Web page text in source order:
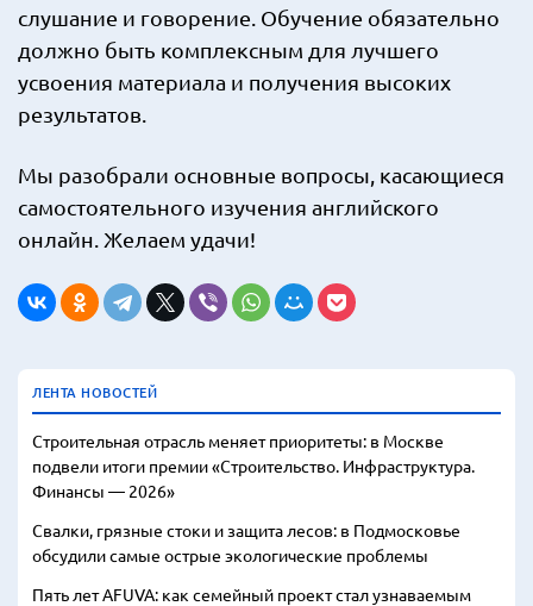
слушание и говорение. Обучение обязательно
должно быть комплексным для лучшего
усвоения материала и получения высоких
результатов.
Мы разобрали основные вопросы, касающиеся
самостоятельного изучения английского
онлайн. Желаем удачи!
ЛЕНТА НОВОСТЕЙ
Строительная отрасль меняет приоритеты: в Москве
подвели итоги премии «Строительство. Инфраструктура.
Финансы — 2026»
Свалки, грязные стоки и защита лесов: в Подмосковье
обсудили самые острые экологические проблемы
Пять лет AFUVA: как семейный проект стал узнаваемым